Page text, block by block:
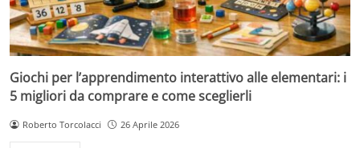
Giochi per l’apprendimento interattivo alle elementari: i
5 migliori da comprare e come sceglierli
Roberto Torcolacci 26 Aprile 2026